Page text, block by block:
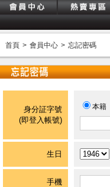
首頁 > 會員中心 > 忘記密碼
身分証字號
(即登入帳號)
本
生日
手機